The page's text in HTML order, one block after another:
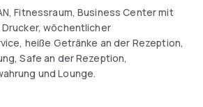
microwave, a refrigerator and a
have a bath.
offers a breakfast room, and a
is a fitness centre on site.
24/7. Optional services: laundry and
ironing and babysitting. Private
Fitnessraum, Business Center mit
wöchentlicher
heiße Getränke an der Rezeption,
Safe an der Rezeption,
und Lounge.